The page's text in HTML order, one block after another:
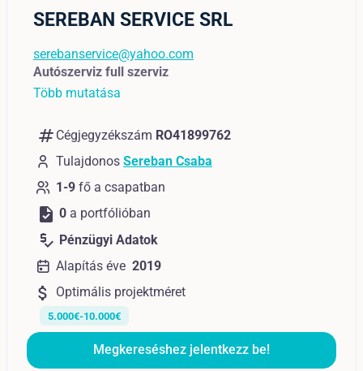
SEREBAN SERVICE SRL
serebanservice@yahoo.com
Autószerviz full szerviz
Több mutatása
numbers Cégjegyzékszám RO41899762
Tulajdonos Sereban Csaba
1-9 fő a csapatban
task 0 a portfólióban
price_check Pénzügyi Adatok
Alapítás éve 2019
attach_money Optimális projektméret
5.000€-10.000€
Megkereséshez jelentkezz be!